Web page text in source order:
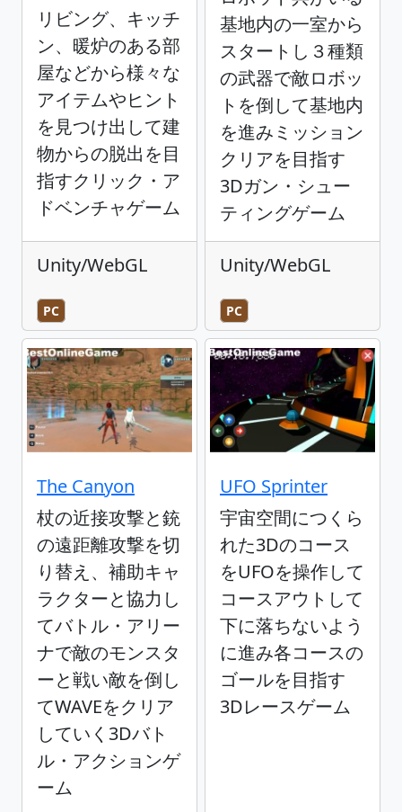
リビング、キッチ
ン、暖炉のある部
屋などから様々な
アイテムやヒント
を見つけ出して建
物からの脱出を目
指すクリック・ア
ドベンチャゲーム
Unity/WebGL
PC
基地内の一室から
スタートし３種類
の武器で敵ロボッ
トを倒して基地内
を進みミッション
クリアを目指す
3Dガン・シュー
ティングゲーム
Unity/WebGL
PC
The Canyon
杖の近接攻撃と銃
の遠距離攻撃を切
り替え、補助キャ
ラクターと協力し
てバトル・アリー
ナで敵のモンスタ
ーと戦い敵を倒し
てWAVEをクリア
していく3Dバト
ル・アクションゲ
ーム
UFO Sprinter
宇宙空間につくら
れた3Dのコース
をUFOを操作して
コースアウトして
下に落ちないよう
に進み各コースの
ゴールを目指す
3Dレースゲーム